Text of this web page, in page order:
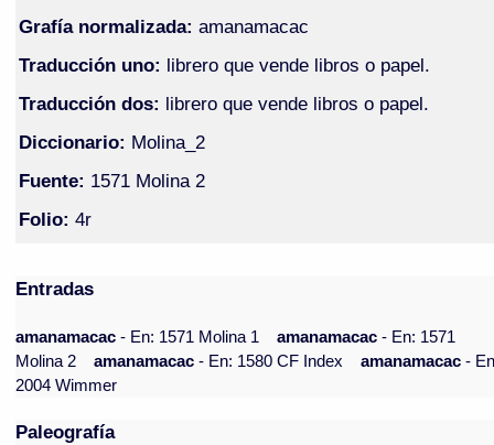
Grafía normalizada: amanamacac
Traducción uno: librero que vende libros o papel.
Traducción dos: librero que vende libros o papel.
Diccionario: Molina_2
Fuente: 1571 Molina 2
Folio: 4r
Entradas
amanamacac- En: 1571 Molina 1 amanamacac- En: 1571
Molina 2
amanamacac- En: 1580 CF Index amanamacac-
2004 Wimmer
Paleografía